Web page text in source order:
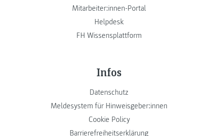
Mitarbeiter:innen-Portal
Helpdesk
FH Wissensplattform
Infos
Datenschutz
Meldesystem für Hinweisgeber:innen
Cookie Policy
Barrierefreiheitserklärung